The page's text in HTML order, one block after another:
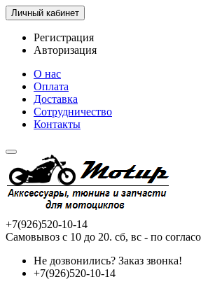
Личный кабинет
Регистрация
Авторизация
О нас
Оплата
Доставка
Сотрудничество
Контакты
+7(926)520-10-14
Самовывоз с 10 до 20. сб, вс - по
Не дозвонились? Заказ звонка!
+7(926)520-10-14